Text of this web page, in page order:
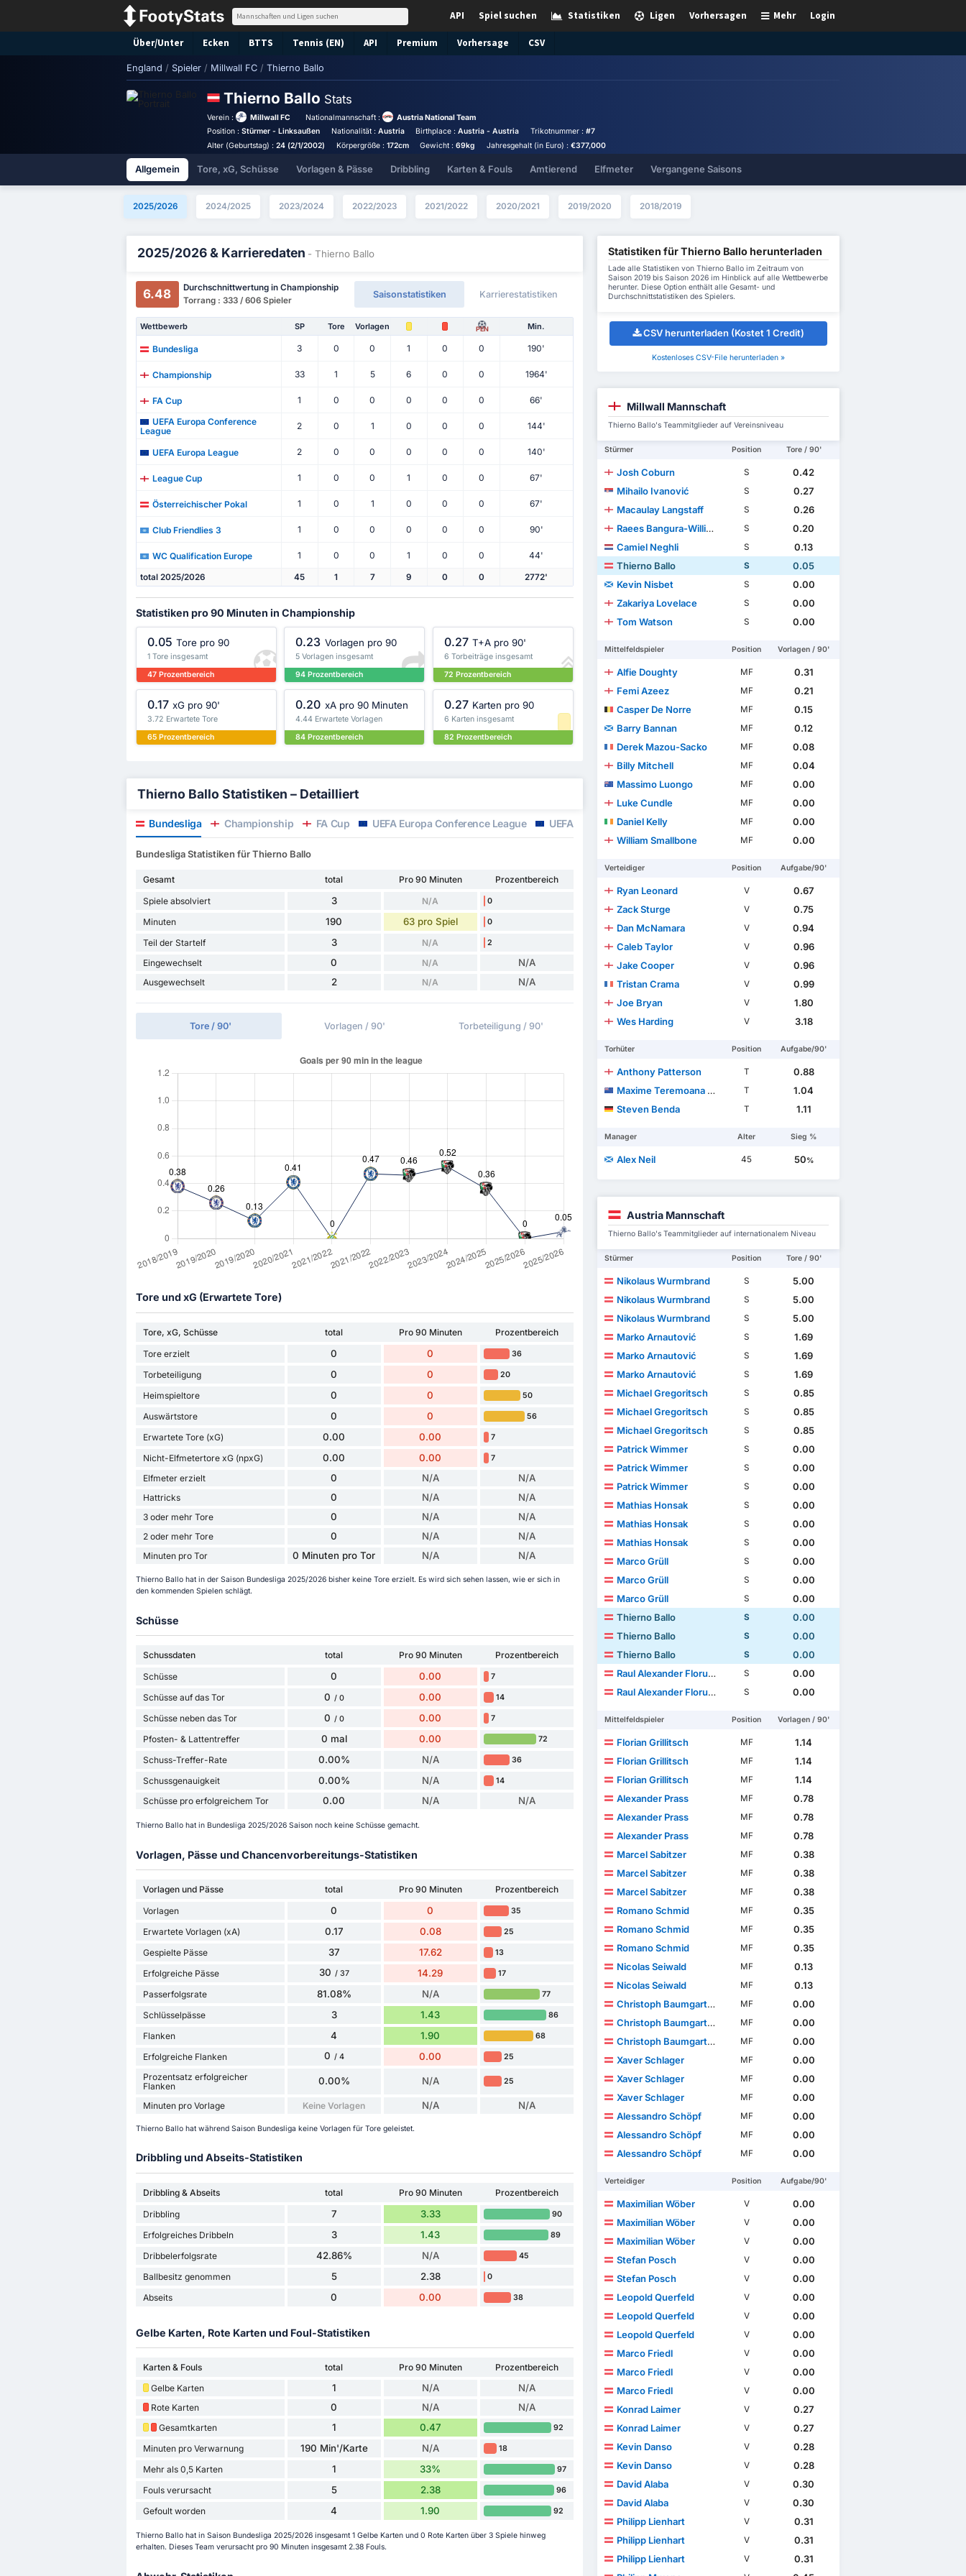
Login
Mehr
Vorhersagen
Ligen
Statistiken
Spiel suchen
API
Über/Unter Ecken BTTS Tennis (EN) API Premium Vorhersage CSV
England / Spieler / Millwall FC / Thierno Ballo
Thierno Ballo Stats
Verein : Millwall FC Nationalmannschaft :
Austria National Team
Position :Stürmer - Linksaußen Nationalität : Austria Birthplace :Austria - Austria Trikotnummer : #7
Alter (Geburtstag) :24 (2/1/2002) Körpergröße : 172cm Gewicht :69kg Jahresgehalt (in Euro) : €377,000
Allgemein Tore, xG, Schüsse Vorlagen & Pässe Dribbling Karten & Fouls Amtierend Elfmeter Vergangene Saisons
2025/2026 2024/2025 2023/2024 2022/2023 2021/2022 2020/2021 2019/2020 2018/2019
2025/2026 & Karrieredaten - Thierno Ballo
6.48
Durchschnittwertung in Championship
Torrang : 333 / 606 Spieler
Saisonstatistiken Karrierestatistiken
Wettbewerb SP Tore Vorlagen PEN Min.
Bundesliga 3 0 0 1 0 0 190'
Championship 33 1 5 6 0 0 1964'
FA Cup 1 0 0 0 0 0
66'
UEFA Europa Conference
League
2 0 1 0 0 0 144'
UEFA Europa League 2 0 0 0 0 0 140'
League Cup 1 0 0 1 0 0 67'
Österreichischer Pokal 1 0 1 0 0 0 67'
Club Friendlies 3 1 0 0 0 0 0 90'
WC Qualification Europe 1 0 0 1 0 0 44'
total 2025/2026 45 1 7 9 0 0 2772'
Statistiken pro 90 Minuten in Championship
0.05 Tore pro 90
1 Tore insgesamt
47 Prozentbereich
0.23 Vorlagen pro 90
5 Vorlagen insgesamt
94 Prozentbereich
0.27 T+A pro 90'
6 Torbeiträge insgesamt
72 Prozentbereich
0.17 xG pro 90'
3.72 Erwartete Tore
65 Prozentbereich
0.20 xA pro 90 Minuten
4.44 Erwartete Vorlagen
84 Prozentbereich
0.27 Karten pro 90
6 Karten insgesamt
82 Prozentbereich
Thierno Ballo Statistiken – Detailliert
Bundesliga Championship FA Cup UEFA Europa Conference League UEFA Europa League League Cup Österreichischer Pokal
Bundesliga Statistiken für Thierno Ballo
Gesamt total Pro 90 Minuten
Prozentbereich
Spiele absolviert
3 N/A 0
Minuten 190 63 pro Spiel 0
Teil der Startelf 3 N/A 2
Eingewechselt 0 N/A N/A
Ausgewechselt 2 N/A N/A
Tore / 90' Vorlagen / 90' Torbeteiligung / 90'
Tore und xG (Erwartete Tore)
Tore, xG, Schüsse total Pro 90 Minuten
Prozentbereich
Tore erzielt
0 0 36
Torbeteiligung 0 0 20
Heimspieltore 0 0 50
Auswärtstore 0 0 56
Erwartete Tore (xG) 0.00 0.00 7
Nicht-Elfmetertore xG (npxG) 0.00 0.00 7
Elfmeter erzielt 0 N/A N/A
Hattricks 0 N/A N/A
3 oder mehr Tore 0 N/A N/A
2 oder mehr Tore 0 N/A N/A
Minuten pro Tor 0 Minuten pro Tor N/A N/A
Thierno Ballo hat in der Saison Bundesliga 2025/2026 bisher keine Tore erzielt. Es wird sich sehen lassen, wie er sich in
den kommenden Spielen schlägt.
Schüsse
Schussdaten total Pro 90 Minuten
Prozentbereich
Schüsse
0 0.00 7
Schüsse auf das Tor 0 / 0 0.00 14
Schüsse neben das Tor 0 / 0 0.00 7
Pfosten- & Lattentreffer 0 mal 0.00 72
Schuss-Treffer-Rate 0.00% N/A 36
Schussgenauigkeit 0.00% N/A 14
Schüsse pro erfolgreichem Tor 0.00 N/A N/A
Thierno Ballo hat in Bundesliga 2025/2026 Saison noch keine Schüsse gemacht.
Vorlagen, Pässe und Chancenvorbereitungs-Statistiken
Vorlagen und Pässe total Pro 90 Minuten
Prozentbereich
Vorlagen
0 0 35
Erwartete Vorlagen (xA) 0.17 0.08 25
Gespielte Pässe 37 17.62 13
Erfolgreiche Pässe 30 / 37 14.29 17
Passerfolgsrate 81.08% N/A 77
Schlüsselpässe 3 1.43 86
Flanken 4 1.90 68
Erfolgreiche Flanken 0 / 4 0.00 25
Prozentsatz erfolgreicher
Flanken
0.00% N/A 25
Minuten pro Vorlage Keine Vorlagen N/A N/A
Thierno Ballo hat während Saison Bundesliga keine Vorlagen für Tore geleistet.
Dribbling und Abseits-Statistiken
Dribbling & Abseits total Pro 90 Minuten
Prozentbereich
Dribbling
7 3.33 90
Erfolgreiches Dribbeln 3 1.43 89
Dribbelerfolgsrate 42.86% N/A 45
Ballbesitz genommen 5 2.38 0
Abseits 0 0.00 38
Gelbe Karten, Rote Karten und Foul-Statistiken
Karten & Fouls total Pro 90 Minuten
Prozentbereich
Gelbe Karten
1 N/A N/A
Rote Karten 0 N/A N/A
Gesamtkarten 1 0.47 92
Minuten pro Verwarnung 190 Min'/Karte N/A 18
Mehr als 0,5 Karten 1 33% 97
Fouls verursacht 5 2.38 96
Gefoult worden 4 1.90 92
Thierno Ballo hat in Saison Bundesliga 2025/2026 insgesamt 1 Gelbe Karten und 0 Rote Karten über 3 Spiele hinweg
erhalten. Dieses Team verursacht pro 90 Minuten insgesamt 2.38 Fouls.
Statistiken für Thierno Ballo herunterladen
Lade alle Statistiken von Thierno Ballo im Zeitraum von
Saison 2019 bis Saison 2026 im Hinblick auf alle Wettbewerbe
herunter. Diese Option enthält alle Gesamt- und
Durchschnittstatistiken des Spielers.
CSV herunterladen (Kostet 1 Credit)
Kostenloses CSV-File herunterladen »
Millwall Mannschaft
Thierno Ballo's Teammitglieder auf Vereinsniveau
Stürmer Position Tore / 90'
Josh Coburn S
0.42
Mihailo Ivanović
S
0.27
Macaulay Langstaff
S
0.26
Raees Bangura-Williams
S
0.20
Camiel Neghli
S
0.13
Thierno Ballo
S
0.05
Kevin Nisbet
S
0.00
Zakariya Lovelace
S
0.00
Tom Watson
S 0.00
Mittelfeldspieler Position Vorlagen / 90'
Alfie Doughty MF
0.31
Femi Azeez
MF
0.21
Casper De Norre
MF
0.15
Barry Bannan
MF
0.12
Derek Mazou-Sacko
MF
0.08
Billy Mitchell
MF
0.04
Massimo Luongo
MF
0.00
Luke Cundle
MF
0.00
Daniel Kelly
MF
0.00
William Smallbone
MF 0.00
Verteidiger Position Aufgabe/90'
Ryan Leonard V
0.67
Zack Sturge
V
0.75
Dan McNamara
V
0.94
Caleb Taylor
V
0.96
Jake Cooper
V
0.96
Tristan Crama
V
0.99
Joe Bryan
V
1.80
Wes Harding
V 3.18
Torhüter Position Aufgabe/90'
Anthony Patterson T
0.88
Maxime Teremoana Crocombe
T
1.04
Steven Benda
T 1.11
Manager Alter Sieg %
Alex Neil 45 50%
Austria Mannschaft
Thierno Ballo's Teammitglieder auf internationalem Niveau
Stürmer Position Tore / 90'
Nikolaus Wurmbrand S
5.00
Nikolaus Wurmbrand
S
5.00
Nikolaus Wurmbrand
S
5.00
Marko Arnautović
S
1.69
Marko Arnautović
S
1.69
Marko Arnautović
S
1.69
Michael Gregoritsch
S
0.85
Michael Gregoritsch
S
0.85
Michael Gregoritsch
S
0.85
Patrick Wimmer
S
0.00
Patrick Wimmer
S
0.00
Patrick Wimmer
S
0.00
Mathias Honsak
S
0.00
Mathias Honsak
S
0.00
Mathias Honsak
S
0.00
Marco Grüll
S
0.00
Marco Grüll
S
0.00
Marco Grüll
S
0.00
Thierno Ballo
S
0.00
Thierno Ballo
S
0.00
Thierno Ballo
S
0.00
Raul Alexander Florucz
S
0.00
Raul Alexander Florucz
S 0.00
Mittelfeldspieler Position Vorlagen / 90'
Florian Grillitsch MF
1.14
Florian Grillitsch
MF
1.14
Florian Grillitsch
MF
1.14
Alexander Prass
MF
0.78
Alexander Prass
MF
0.78
Alexander Prass
MF
0.78
Marcel Sabitzer
MF
0.38
Marcel Sabitzer
MF
0.38
Marcel Sabitzer
MF
0.38
Romano Schmid
MF
0.35
Romano Schmid
MF
0.35
Romano Schmid
MF
0.35
Nicolas Seiwald
MF
0.13
Nicolas Seiwald
MF
0.13
Christoph Baumgartner
MF
0.00
Christoph Baumgartner
MF
0.00
Christoph Baumgartner
MF
0.00
Xaver Schlager
MF
0.00
Xaver Schlager
MF
0.00
Xaver Schlager
MF
0.00
Alessandro Schöpf
MF
0.00
Alessandro Schöpf
MF
0.00
Alessandro Schöpf
MF 0.00
Verteidiger Position Aufgabe/90'
Maximilian Wöber V
0.00
Maximilian Wöber
V
0.00
Maximilian Wöber
V
0.00
Stefan Posch
V
0.00
Stefan Posch
V
0.00
Leopold Querfeld
V
0.00
Leopold Querfeld
V
0.00
Leopold Querfeld
V
0.00
Marco Friedl
V
0.00
Marco Friedl
V
0.00
Marco Friedl
V
0.00
Konrad Laimer
V
0.27
Konrad Laimer
V
0.27
Kevin Danso
V
0.28
Kevin Danso
V
0.28
David Alaba
V
0.30
David Alaba
V
0.30
Philipp Lienhart
V
0.31
Philipp Lienhart
V
0.31
Philipp Lienhart
V
0.31